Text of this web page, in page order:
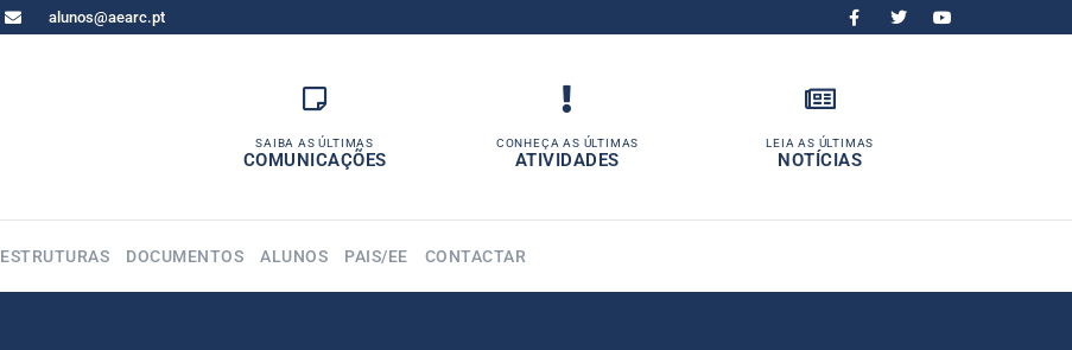
alunos@aearc.pt
SAIBA AS ÚLTIMAS
COMUNICAÇÕES
CONHEÇA AS ÚLTIMAS
ATIVIDADES
LEIA AS ÚLTIMAS
NOTÍCIAS
ESTRUTURAS DOCUMENTOS ALUNOS PAIS/EE CONTACTAR